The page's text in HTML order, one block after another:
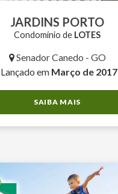
JARDINS PORTO
Condomínio de LOTES
Senador Canedo - GO
Lançado em Março de 2017
SAIBA MAIS